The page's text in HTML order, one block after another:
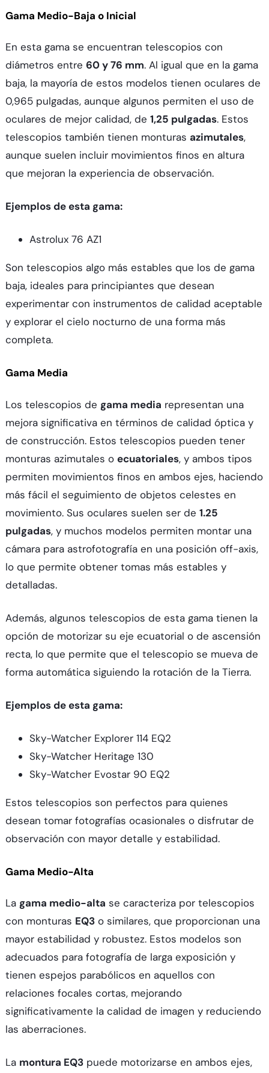
Gama Medio-Baja o Inicial
En esta gama se encuentran telescopios con
diámetros entre 60 y 76 mm. Al igual que en la gama
baja, la mayoría de estos modelos tienen oculares de
0,965 pulgadas, aunque algunos permiten el uso de
oculares de mejor calidad, de 1,25 pulgadas. Estos
telescopios también tienen monturas azimutales,
aunque suelen incluir movimientos finos en altura
que mejoran la experiencia de observación.
Ejemplos de esta gama:
Astrolux 76 AZ1
Son telescopios algo más estables que los de gama
baja, ideales para principiantes que desean
experimentar con instrumentos de calidad aceptable
y explorar el cielo nocturno de una forma más
completa.
Gama Media
Los telescopios de gama media representan una
mejora significativa en términos de calidad óptica y
de construcción. Estos telescopios pueden tener
monturas azimutales o ecuatoriales, y ambos tipos
permiten movimientos finos en ambos ejes, haciendo
más fácil el seguimiento de objetos celestes en
movimiento. Sus oculares suelen ser de 1.25
pulgadas, y muchos modelos permiten montar una
cámara para astrofotografía en una posición off-axis,
lo que permite obtener tomas más estables y
detalladas.
Además, algunos telescopios de esta gama tienen la
opción de motorizar su eje ecuatorial o de ascensión
recta, lo que permite que el telescopio se mueva de
forma automática siguiendo la rotación de la Tierra.
Ejemplos de esta gama:
Sky-Watcher Explorer 114 EQ2
Sky-Watcher Heritage 130
Sky-Watcher Evostar 90 EQ2
Estos telescopios son perfectos para quienes
desean tomar fotografías ocasionales o disfrutar de
observación con mayor detalle y estabilidad.
Gama Medio-Alta
La gama medio-alta se caracteriza por telescopios
con monturas EQ3o similares, que proporcionan una
mayor estabilidad y robustez. Estos modelos son
adecuados para fotografía de larga exposición y
tienen espejos parabólicos en aquellos con
relaciones focales cortas, mejorando
significativamente la calidad de imagen y reduciendo
las aberraciones.
La montura EQ3puede motorizarse en ambos ejes,